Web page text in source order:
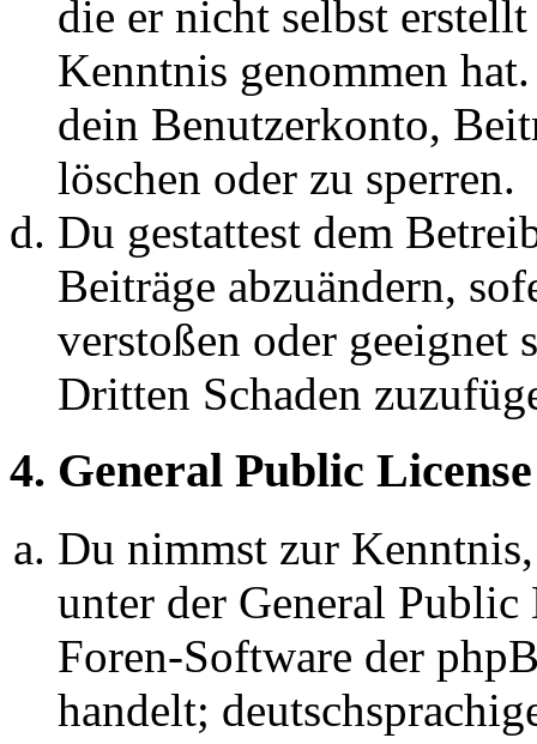
die er nicht selbst
Kenntnis genommen
dein Benutzerkonto,
löschen oder zu sperren.
Du gestattest dem
Beiträge abzuändern,
verstoßen oder geeignet
Dritten Schaden
4. General Public License
Du nimmst zur
unter der General
Foren-Software der
handelt;